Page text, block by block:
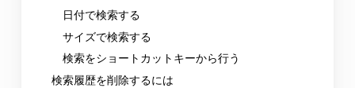
日付で検索する
サイズで検索する
検索をショートカットキーから行う
検索履歴を削除するには